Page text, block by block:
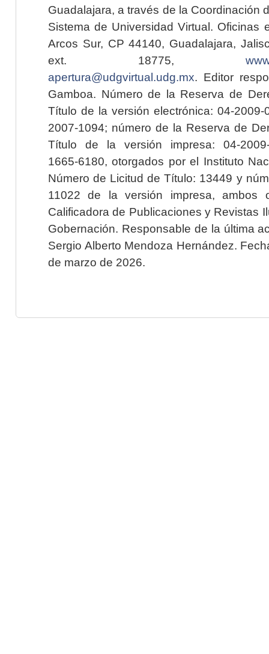
Guadalajara, a través de la Coordinación
Sistema de Universidad Virtual. Oficinas
Arcos Sur, CP 44140, Guadalajara,
ext. 18775,
apertura@udgvirtual.udg.mx. Editor
Gamboa. Número de la Reserva de
Título de la versión electrónica: 04-2009-
2007-1094; número de la Reserva de
Título de la versión impresa: 04-2009-
1665-6180, otorgados por el Instituto
Número de Licitud de Título: 13449 y
11022 de la versión impresa, ambos
Calificadora de Publicaciones y Revistas
Gobernación. Responsable de la última
Sergio Alberto Mendoza Hernández.
de marzo de 2026.